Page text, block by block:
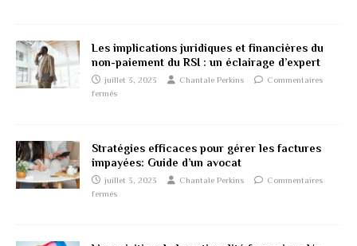
Les implications juridiques et financières du
non-paiement du RSI : un éclairage d’expert
juillet 3, 2023 Chantale Perkins
Commentaires
fermés
Stratégies efficaces pour gérer les factures
impayées: Guide d’un avocat
juillet 3, 2023 Chantale Perkins
Commentaires
fermés